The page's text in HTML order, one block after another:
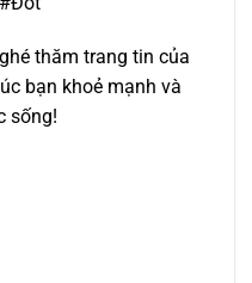
thăm trang tin của
bạn khoẻ mạnh và
sống!